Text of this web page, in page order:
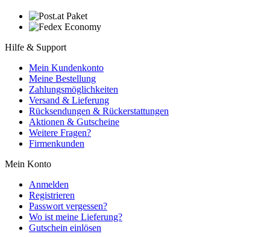
Hilfe & Support
Mein Kundenkonto
Meine Bestellung
Zahlungsmöglichkeiten
Versand & Lieferung
Rücksendungen & Rückerstattungen
Aktionen & Gutscheine
Weitere Fragen?
Firmenkunden
Mein Konto
Anmelden
Registrieren
Passwort vergessen?
Wo ist meine Lieferung?
Gutschein einlösen